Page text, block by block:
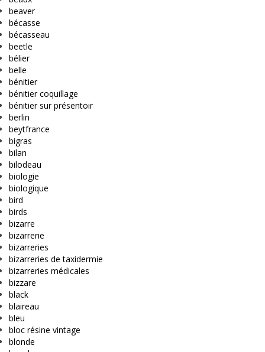
beaver
bécasse
bécasseau
beetle
bélier
belle
bénitier
bénitier coquillage
bénitier sur présentoir
berlin
beytfrance
bigras
bilan
bilodeau
biologie
biologique
bird
birds
bizarre
bizarrerie
bizarreries
bizarreries de taxidermie
bizarreries médicales
bizzare
black
blaireau
bleu
bloc résine vintage
blonde